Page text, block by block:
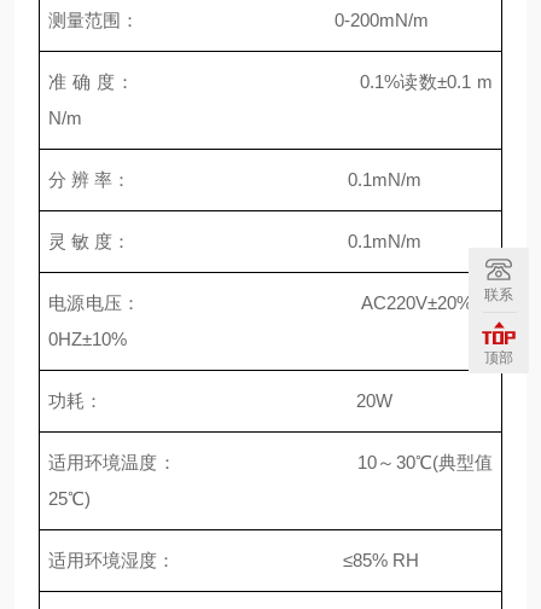
测量范围： 0-200mN/m
准 确 度： 0.1%读数±0.1 m
N/m
分 辨 率： 0.1mN/m
灵 敏 度： 0.1mN/m
电源电压： AC220V±20% 5
0HZ±10%
功耗： 20W
适用环境温度： 10～30℃(典型值
25℃)
适用环境湿度： ≤85% RH
联系
顶部